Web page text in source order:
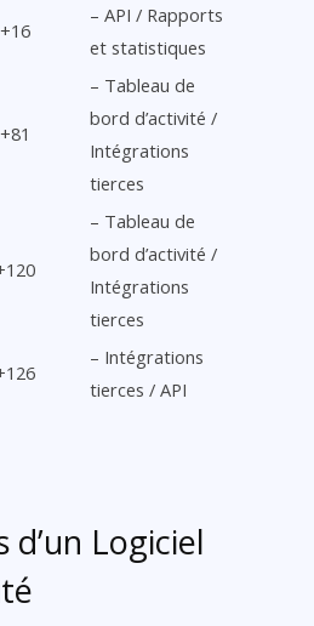
+16
– API / Rapports
et statistiques
+81
– Tableau de
bord d’activité /
Intégrations
tierces
– Tableau de
bord d’activité /
Intégrations
tierces
– Intégrations
tierces / API
d’un Logiciel